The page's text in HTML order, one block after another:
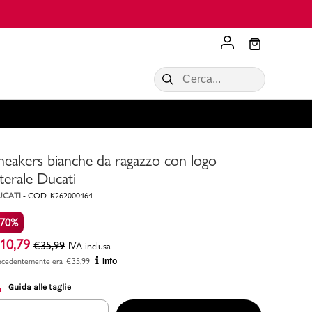
Acquista ora
VALIGIE CIAK
Scopri di più
Consigli
bianche da ragazzo con logo
Ducati
- COD. K262000464
10,79 €35,99 IVA inclusa
era €35,99 Info
Guida alle taglie